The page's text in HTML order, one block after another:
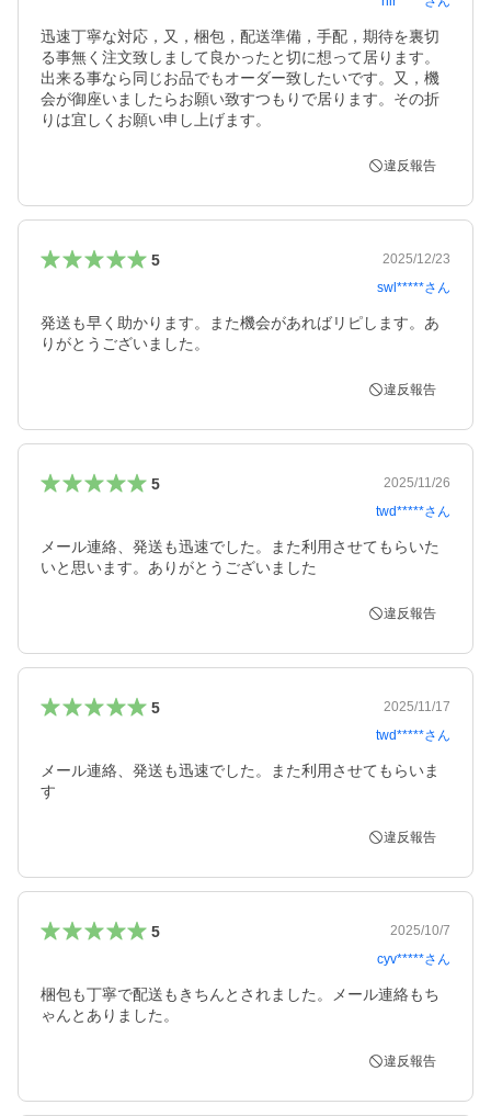
迅速丁寧な対応，又，梱包，配送準備，手配，期待を裏切
る事無く注文致しまして良かったと切に想って居ります。
出来る事なら同じお品でもオーダー致したいです。又，機
会が御座いましたらお願い致すつもりで居ります。その折
りは宜しくお願い申し上げます。
違反報告
5
2025/12/23
swl*****さん
発送も早く助かります。また機会があればリピします。あ
りがとうございました。
違反報告
5
2025/11/26
twd*****さん
メール連絡、発送も迅速でした。また利用させてもらいた
いと思います。ありがとうございました
違反報告
5
2025/11/17
twd*****さん
メール連絡、発送も迅速でした。また利用させてもらいま
す
違反報告
5
2025/10/7
cyv*****さん
梱包も丁寧で配送もきちんとされました。メール連絡もち
ゃんとありました。
違反報告